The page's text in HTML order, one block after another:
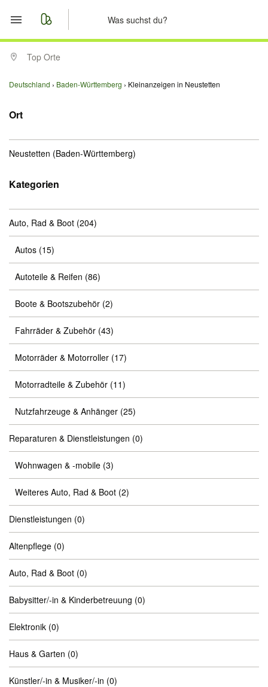
Start
Merkliste
Anzeige aufgeben
Top Orte
Deutschland Baden-Württemberg Kleinanzeigen in Neustetten
Ort
Neustetten (Baden-Württemberg)
Kategorien
Auto, Rad & Boot (204)
Autos (15)
Autoteile & Reifen (86)
Boote & Bootszubehör (2)
Fahrräder & Zubehör (43)
Motorräder & Motorroller (17)
Motorradteile & Zubehör (11)
Nutzfahrzeuge & Anhänger (25)
Reparaturen & Dienstleistungen (0)
Wohnwagen & -mobile (3)
Weiteres Auto, Rad & Boot (2)
Dienstleistungen (0)
Altenpflege (0)
Auto, Rad & Boot (0)
Babysitter/-in & Kinderbetreuung (0)
Elektronik (0)
Haus & Garten (0)
Künstler/-in & Musiker/-in (0)